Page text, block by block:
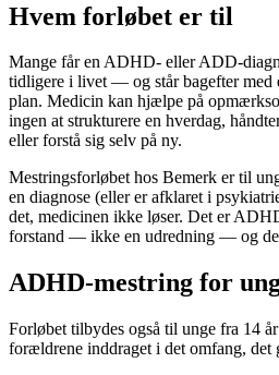
Hvem forløbet er til
Mange får en ADHD- eller ADD-
tidligere i livet — og står bagefter med
plan. Medicin kan hjælpe på
ingen at strukturere en hverdag,
eller forstå sig selv på ny.
Mestringsforløbet hos Bemerk er til
en diagnose (eller er afklaret i
det, medicinen ikke løser. Det er
forstand — ikke en udredning — og
ADHD-mestring for
Forløbet tilbydes også til unge fra 14
forældrene inddraget i det omfang, det